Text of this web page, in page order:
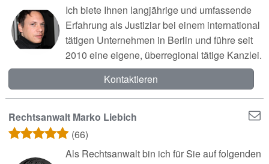
Ich biete Ihnen langjährige und umfassende
Erfahrung als Justiziar bei einem international
tätigen Unternehmen in Berlin und führe seit
2010 eine eigene, überregional tätige Kanzlei.
Kontaktieren
Rechtsanwalt Marko Liebich
(66)
Als Rechtsanwalt bin ich für Sie auf folgenden